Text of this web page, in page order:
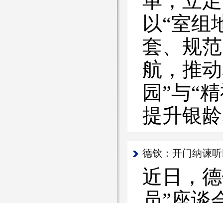
以“室组
套、规
航，推
园”与“
提升银
德钦：开门纳谏
近日，